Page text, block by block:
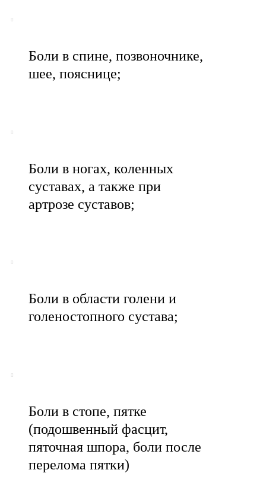
Боли в спине, позвоночнике,
шее, пояснице;
Боли в ногах, коленных
суставах, а также при
артрозе суставов;
Боли в области голени и
голеностопного сустава;
Боли в стопе, пятке
(подошвенный фасцит,
пяточная шпора, боли после
перелома пятки)